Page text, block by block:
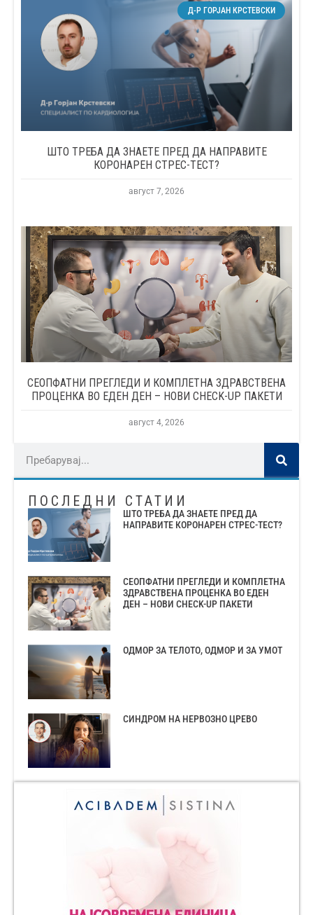
Д-Р ГОРЈАН КРСТЕВСКИ
ШТО ТРЕБА ДА ЗНАЕТЕ ПРЕД ДА НАПРАВИТЕ
КОРОНАРЕН СТРЕС-ТЕСТ?
август 7, 2026
СЕОПФАТНИ ПРЕГЛЕДИ И КОМПЛЕТНА ЗДРАВСТВЕНА
ПРОЦЕНКА ВО ЕДЕН ДЕН – НОВИ CHECK-UP ПАКЕТИ
август 4, 2026
ПОСЛЕДНИ СТАТИИ
ШТО ТРЕБА ДА ЗНАЕТЕ ПРЕД ДА
НАПРАВИТЕ КОРОНАРЕН СТРЕС-ТЕСТ?
СЕОПФАТНИ ПРЕГЛЕДИ И КОМПЛЕТНА
ЗДРАВСТВЕНА ПРОЦЕНКА ВО ЕДЕН
ДЕН – НОВИ CHECK-UP ПАКЕТИ
ОДМОР ЗА ТЕЛОТО, ОДМОР И ЗА УМОТ
СИНДРОМ НА НЕРВОЗНО ЦРЕВО